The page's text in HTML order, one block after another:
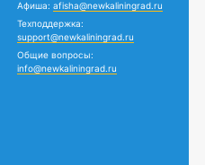
Афиша: afisha@newkaliningrad.ru
Техподдержка:
support@newkaliningrad.ru
Общие вопросы:
info@newkaliningrad.ru